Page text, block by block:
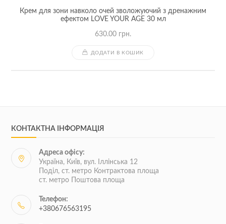
Крем для зони навколо очей зволожуючий з дренажним
ефектом LOVE YOUR AGE 30 мл
630.00 грн.
ДОДАТИ В КОШИК
КОНТАКТНА ІНФОРМАЦІЯ
Адреса офісу:
Україна, Київ, вул. Іллінська 12
Поділ, ст. метро Контрактова площа
ст. метро Поштова площа
Телефон:
+380676563195